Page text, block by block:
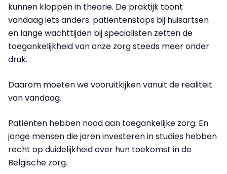
kunnen kloppen in theorie. De praktijk toont
vandaag iets anders: patiëntenstops bij huisartsen
en lange wachttijden bij specialisten zetten de
toegankelijkheid van onze zorg steeds meer onder
druk.
Daarom moeten we vooruitkijken vanuit de realiteit
van vandaag.
Patiënten hebben nood aan toegankelijke zorg. En
jonge mensen die jaren investeren in studies hebben
recht op duidelijkheid over hun toekomst in de
Belgische zorg.